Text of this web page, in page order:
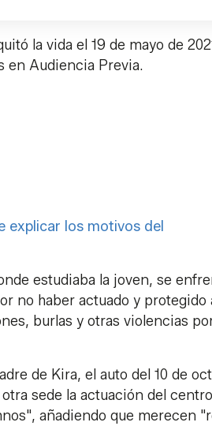
la vida el 19 de mayo de
en Audiencia Previa.
explicar los motivos del
estudiaba la joven, se
no haber actuado y protegido
burlas y otras violencias
de Kira, el auto del 10 de
sede la actuación del
añadiendo que merecen